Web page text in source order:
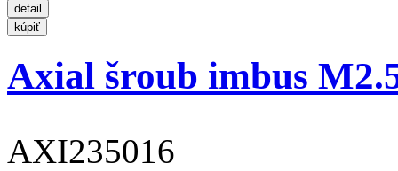
Axial šroub imbus
AXI235016